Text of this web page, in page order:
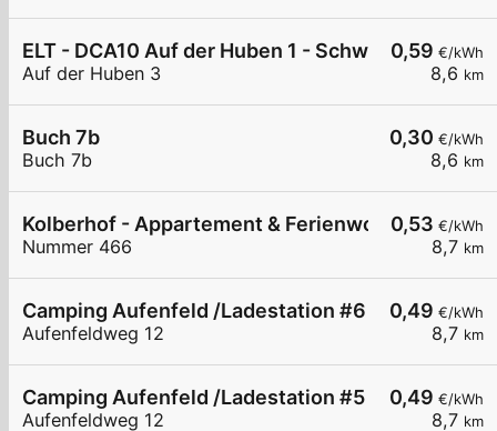
0,59 €/kWh
8,6 km
ELT - DCA10 Auf der Huben 1 - Schwimmbad
Auf der Huben 3
0,30 €/kWh
8,6 km
Buch 7b
Buch 7b
0,53 €/kWh
8,7 km
Kolberhof - Appartement & Ferienwohnungen
Nummer 466
0,49 €/kWh
8,7 km
Camping Aufenfeld /Ladestation #6 / 11kW
Aufenfeldweg 12
0,49 €/kWh
8,7 km
Camping Aufenfeld /Ladestation #5 / 11kW
Aufenfeldweg 12